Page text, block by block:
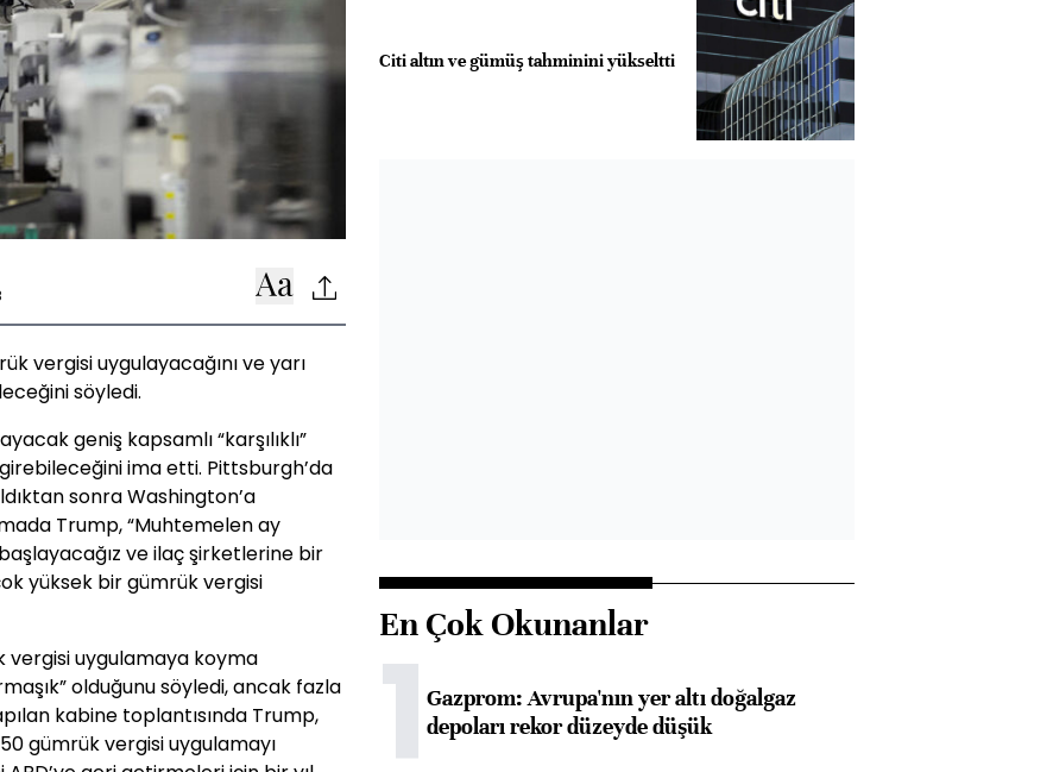
vergisi uygulayacağını ve yarı
söyledi.
geniş kapsamlı “karşılıklı”
ima etti. Pittsburgh’da
sonra Washington’a
Trump, “Muhtemelen ay
ve ilaç şirketlerine bir
yüksek bir gümrük vergisi
vergisi uygulamaya koyma
olduğunu söyledi, ancak fazla
kabine toplantısında Trump,
gümrük vergisi uygulamayı
Citi altın ve gümüş tahminini yükseltti
En Çok Okunanlar
1Gazprom: Avrupa'nın yer altı doğalgaz
depoları rekor düzeyde düşük